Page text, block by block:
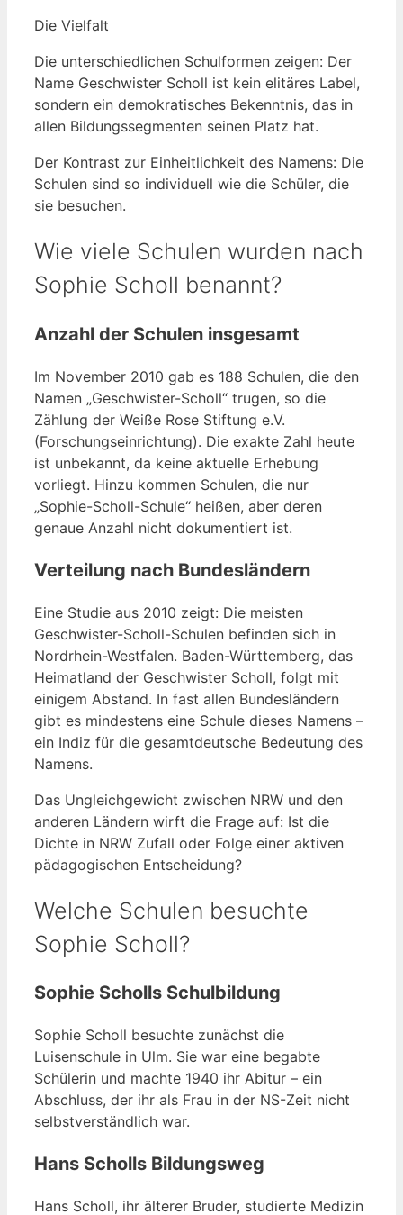
Die Vielfalt
Die unterschiedlichen Schulformen zeigen: Der
Name Geschwister Scholl ist kein elitäres Label,
sondern ein demokratisches Bekenntnis, das in
allen Bildungssegmenten seinen Platz hat.
Der Kontrast zur Einheitlichkeit des Namens: Die
Schulen sind so individuell wie die Schüler, die
sie besuchen.
Wie viele Schulen wurden nach
Sophie Scholl benannt?
Anzahl der Schulen insgesamt
Im November 2010 gab es 188 Schulen, die den
Namen „Geschwister-Scholl“ trugen, so die
Zählung der Weiße Rose Stiftung e.V.
(Forschungseinrichtung). Die exakte Zahl heute
ist unbekannt, da keine aktuelle Erhebung
vorliegt. Hinzu kommen Schulen, die nur
„Sophie-Scholl-Schule“ heißen, aber deren
genaue Anzahl nicht dokumentiert ist.
Verteilung nach Bundesländern
Eine Studie aus 2010 zeigt: Die meisten
Geschwister-Scholl-Schulen befinden sich in
Nordrhein-Westfalen. Baden-Württemberg, das
Heimatland der Geschwister Scholl, folgt mit
einigem Abstand. In fast allen Bundesländern
gibt es mindestens eine Schule dieses Namens –
ein Indiz für die gesamtdeutsche Bedeutung des
Namens.
Das Ungleichgewicht zwischen NRW und den
anderen Ländern wirft die Frage auf: Ist die
Dichte in NRW Zufall oder Folge einer aktiven
pädagogischen Entscheidung?
Welche Schulen besuchte
Sophie Scholl?
Sophie Scholls Schulbildung
Sophie Scholl besuchte zunächst die
Luisenschule in Ulm. Sie war eine begabte
Schülerin und machte 1940 ihr Abitur – ein
Abschluss, der ihr als Frau in der NS-Zeit nicht
selbstverständlich war.
Hans Scholls Bildungsweg
Hans Scholl, ihr älterer Bruder, studierte Medizin